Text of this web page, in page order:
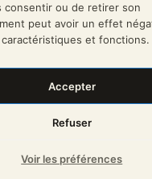
consentir ou de retirer son
peut avoir un effet
et fonctions.
Accepter
Refuser
Voir les préférences
Facebook